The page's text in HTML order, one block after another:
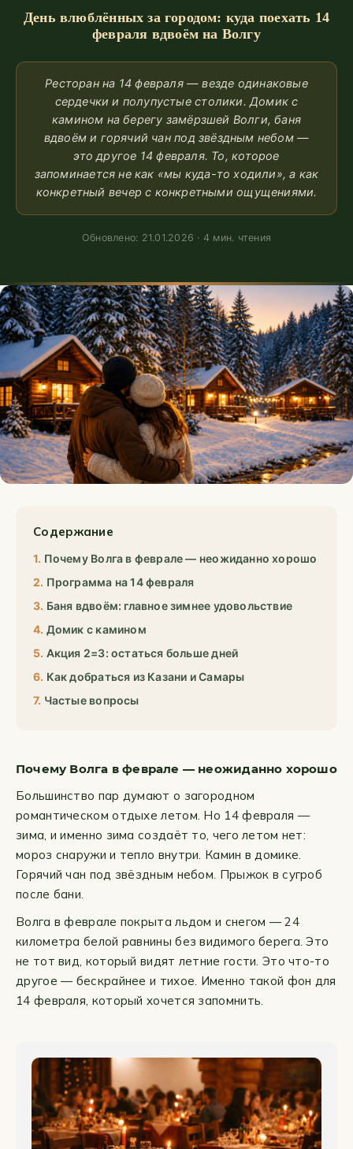
День влюблённых за городом: куда поехать 14
февраля вдвоём на Волгу
Ресторан на 14 февраля — везде одинаковые
сердечки и полупустые столики. Домик с
камином на берегу замёрзшей Волги, баня
вдвоём и горячий чан под звёздным небом —
это другое 14 февраля. То, которое
запоминается не как «мы куда-то ходили», а как
конкретный вечер с конкретными ощущениями.
Обновлено: 21.01.2026 · 4 мин. чтения
Содержание
Почему Волга в феврале — неожиданно хорошо
Программа на 14 февраля
Баня вдвоём: главное зимнее удовольствие
Домик с камином
Акция 2=3: остаться больше дней
Как добраться из Казани и Самары
Частые вопросы
Почему Волга в феврале — неожиданно хорошо
Большинство пар думают о загородном
романтическом отдыхе летом. Но 14 февраля —
зима, и именно зима создаёт то, чего летом нет:
мороз снаружи и тепло внутри. Камин в домике.
Горячий чан под звёздным небом. Прыжок в сугроб
после бани.
Волга в феврале покрыта льдом и снегом — 24
километра белой равнины без видимого берега. Это
не тот вид, который видят летние гости. Это что-то
другое — бескрайнее и тихое. Именно такой фон для
14 февраля, который хочется запомнить.